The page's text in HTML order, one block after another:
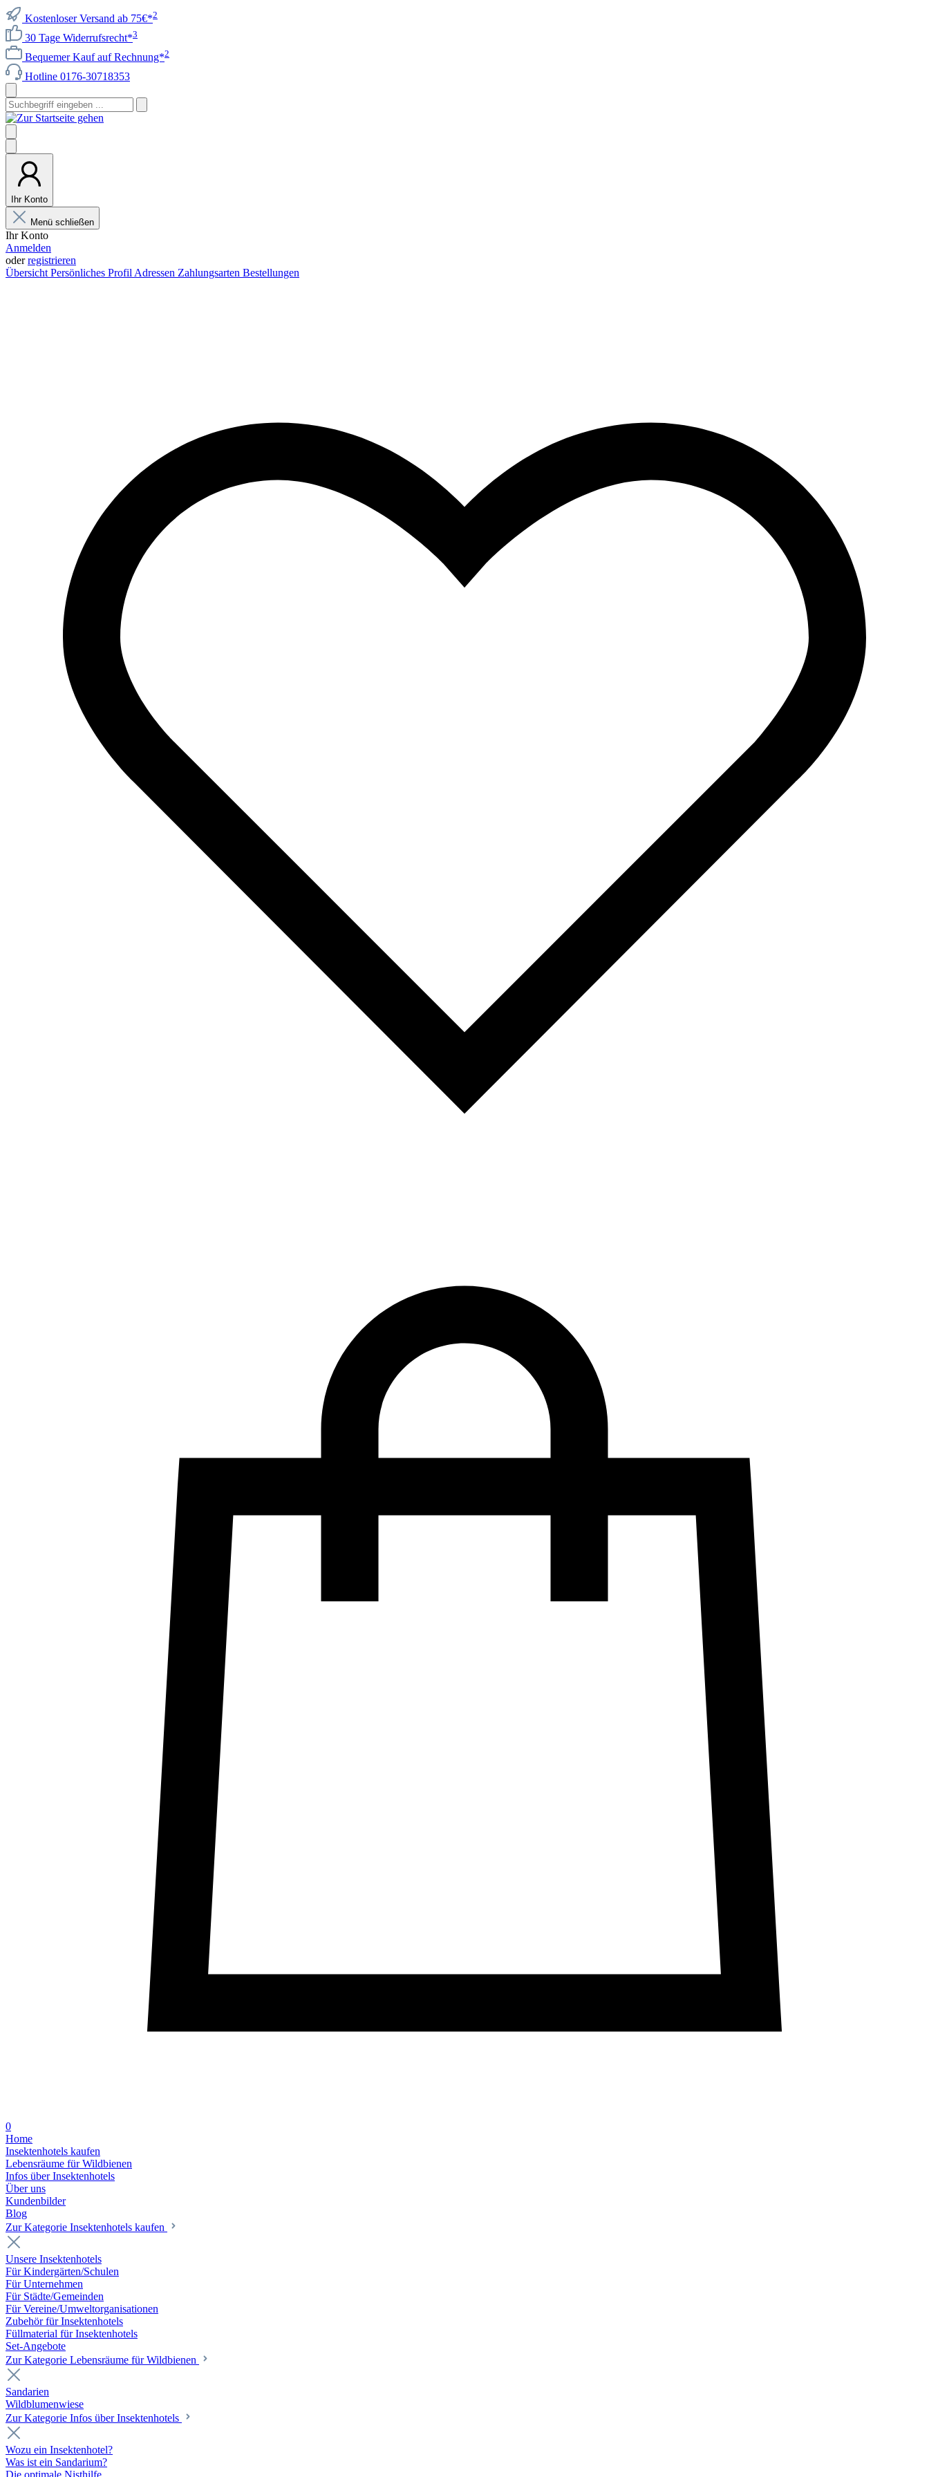
Kostenloser Versand ab 75€*2
30 Tage Widerrufsrecht*3
Bequemer Kauf auf Rechnung*2
Hotline 0176-30718353
Ihr Konto
Menü schließen
Ihr Konto
Anmelden
oderregistrieren
Übersicht Persönliches Profil Adressen Zahlungsarten Bestellungen
0
Home
Insektenhotels kaufen
Lebensräume für Wildbienen
Infos über Insektenhotels
Über uns
Kundenbilder
Blog
Zur Kategorie Insektenhotels kaufen
Unsere Insektenhotels
Für Kindergärten/Schulen
Für Unternehmen
Für Städte/Gemeinden
Für Vereine/Umweltorganisationen
Zubehör für Insektenhotels
Füllmaterial für Insektenhotels
Set-Angebote
Zur Kategorie Lebensräume für Wildbienen
Sandarien
Wildblumenwiese
Zur Kategorie Infos über Insektenhotels
Wozu ein Insektenhotel?
Was ist ein Sandarium?
Die optimale Nisthilfe